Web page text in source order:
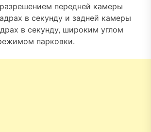
передней камеры
в секунду и задней камеры
в секунду, широким углом
парковки.